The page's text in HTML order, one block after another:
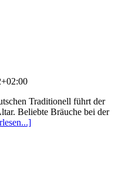
Traditionell führt der
Beliebte Bräuche bei der